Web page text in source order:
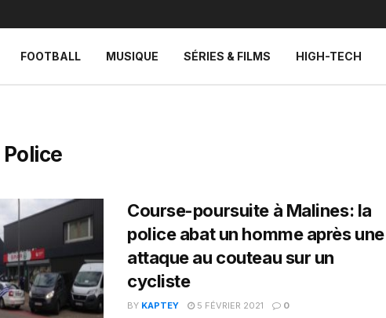
FOOTBALL MUSIQUE SÉRIES & FILMS HIGH-TECH
Police
Course-poursuite à Malines: la
police abat un homme après une
attaque au couteau sur un
cycliste
BY KAPTEY 5 FÉVRIER 2021 0